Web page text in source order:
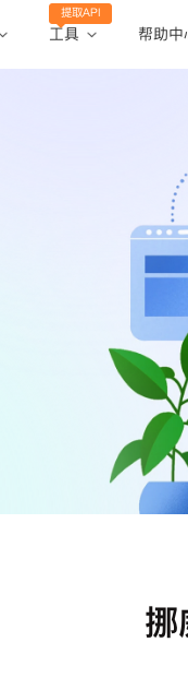
工具
提取API
帮助中